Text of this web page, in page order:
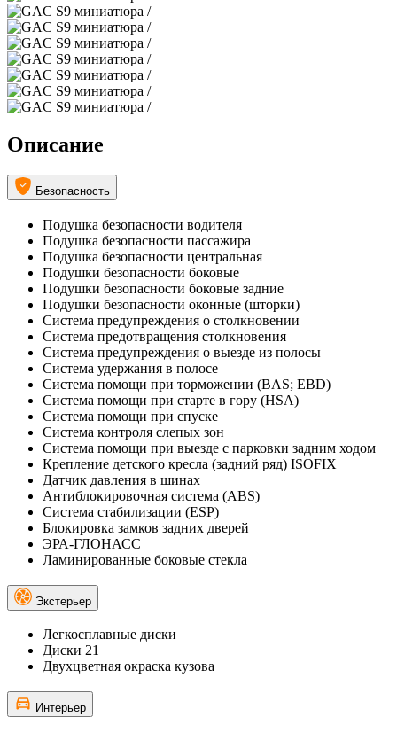
Описание
Безопасность
Подушка безопасности водителя
Подушка безопасности пассажира
Подушка безопасности центральная
Подушки безопасности боковые
Подушки безопасности боковые задние
Подушки безопасности оконные (шторки)
Система предупреждения о столкновении
Система предотвращения столкновения
Система предупреждения о выезде из полосы
Система удержания в полосе
Система помощи при торможении (BAS; EBD)
Система помощи при старте в гору (HSA)
Система помощи при спуске
Система контроля слепых зон
Система помощи при выезде с парковки задним ходом
Крепление детского кресла (задний ряд) ISOFIX
Датчик давления в шинах
Антиблокировочная система (ABS)
Система стабилизации (ESP)
Блокировка замков задних дверей
ЭРА-ГЛОНАСС
Ламинированные боковые стекла
Экстерьер
Легкосплавные диски
Диски 21
Двухцветная окраска кузова
Интерьер